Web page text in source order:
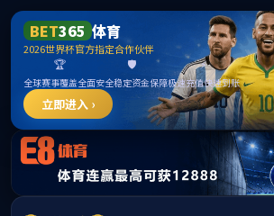
中国·yl1111永
限公司-Official